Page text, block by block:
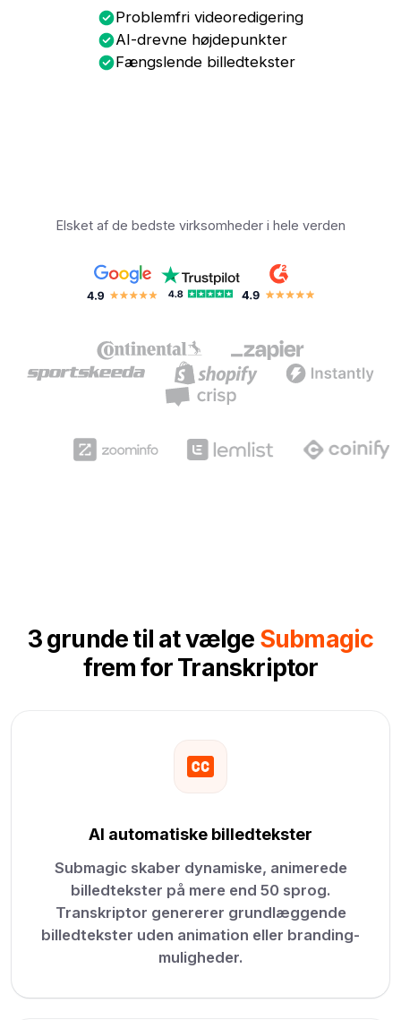
Problemfri videoredigering
AI-drevne højdepunkter
Fængslende billedtekster
Elsket af de bedste virksomheder i hele verden
3 grunde til at vælge Submagic
frem for Transkriptor
AI automatiske billedtekster
Submagic skaber dynamiske, animerede
billedtekster på mere end 50 sprog.
Transkriptor genererer grundlæggende
billedtekster uden animation eller branding-
muligheder.